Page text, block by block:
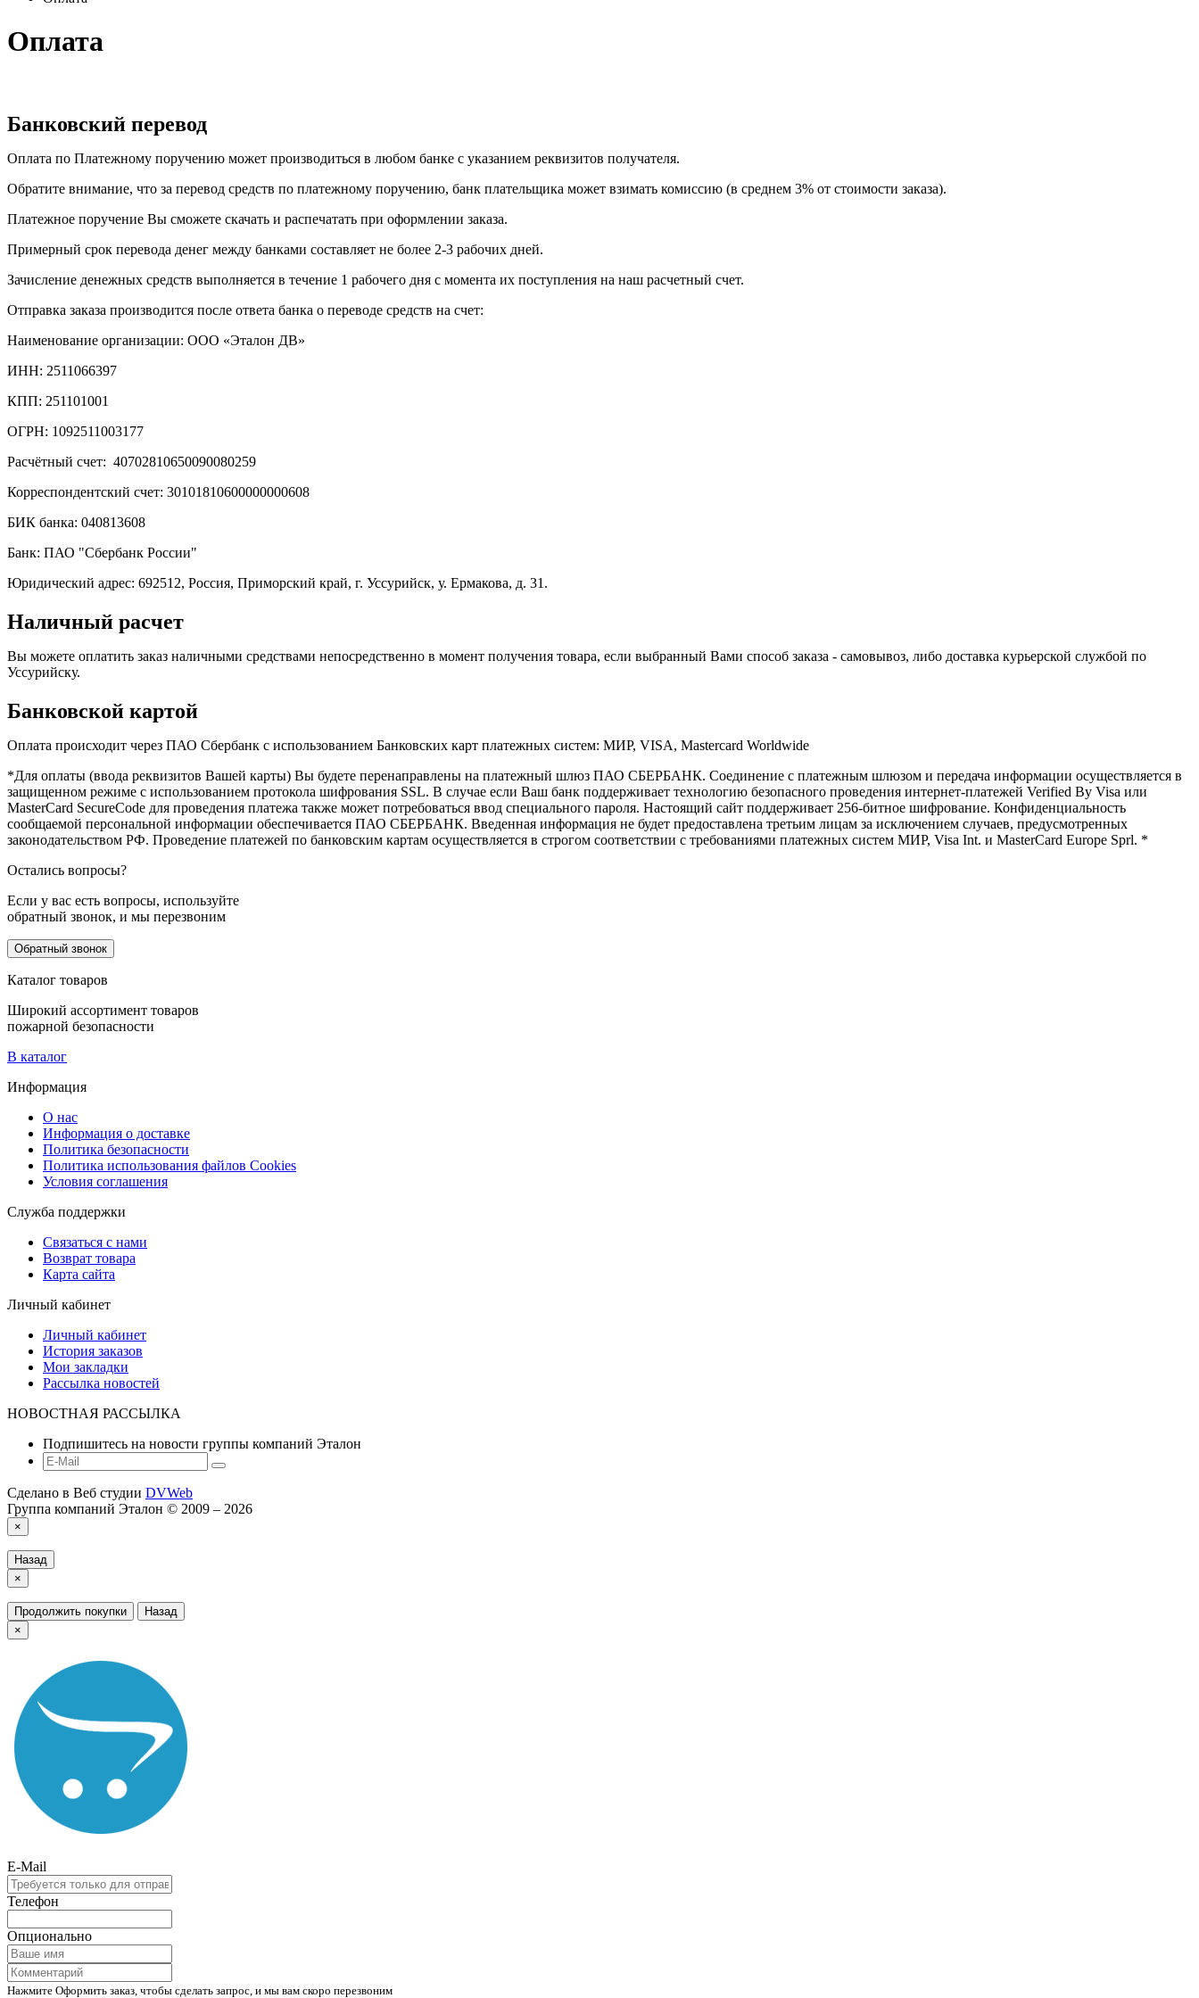
Оплата
Банковский перевод
Оплата по Платежному поручению может производиться в любом банке с указанием реквизитов получателя.
Обратите внимание, что за перевод средств по платежному поручению, банк плательщика может взимать комиссию (в среднем 3% от стоимости заказа).
Платежное поручение Вы сможете скачать и распечатать при оформлении заказа.
Примерный срок перевода денег между банками составляет не более 2-3 рабочих дней.
Зачисление денежных средств выполняется в течение 1 рабочего дня с момента их поступления на наш расчетный счет.
Отправка заказа производится после ответа банка о переводе средств на счет:
Наименование организации: ООО «Эталон ДВ»
ИНН: 2511066397
КПП: 251101001
ОГРН: 1092511003177
Расчётный счет: 40702810650090080259
Корреспондентский счет: 30101810600000000608
БИК банка: 040813608
Банк: ПАО "Сбербанк России"
Юридический адрес: 692512, Россия, Приморский край, г. Уссурийск, у. Ермакова, д. 31.
Наличный расчет
Вы можете оплатить заказ наличными средствами непосредственно в момент получения товара, если выбранный Вами способ заказа - самовывоз, либо доставка курьерской службой по
Уссурийску.
Банковской картой
Оплата происходит через ПАО Сбербанк с использованием Банковских карт платежных систем: МИР, VISA, Mastercard Worldwide
*Для оплаты (ввода реквизитов Вашей карты) Вы будете перенаправлены на платежный шлюз ПАО СБЕРБАНК. Соединение с платежным шлюзом и передача информации осуществляется в
защищенном режиме с использованием протокола шифрования SSL. В случае если Ваш банк поддерживает технологию безопасного проведения интернет-платежей Verified By Visa или
MasterCard SecureCode для проведения платежа также может потребоваться ввод специального пароля. Настоящий сайт поддерживает 256-битное шифрование. Конфиденциальность
сообщаемой персональной информации обеспечивается ПАО СБЕРБАНК. Введенная информация не будет предоставлена третьим лицам за исключением случаев, предусмотренных
законодательством РФ. Проведение платежей по банковским картам осуществляется в строгом соответствии с требованиями платежных систем МИР, Visa Int. и MasterCard Europe Sprl. *
Остались вопросы?
Если у вас есть вопросы, используйте
обратный звонок, и мы перезвоним
Обратный звонок
Каталог товаров
Широкий ассортимент товаров
пожарной безопасности
В каталог
Информация
О нас
Информация о доставке
Политика безопасности
Политика использования файлов Сookies
Условия соглашения
Служба поддержки
Связаться с нами
Возврат товара
Карта сайта
Личный кабинет
Личный кабинет
История заказов
Мои закладки
Рассылка новостей
НОВОСТНАЯ РАССЫЛКА
Подпишитесь на новости группы компаний Эталон
Сделано в Веб студии DVWeb
Группа компаний Эталон © 2009 – 2026
×
Назад
×
Продолжить покупки
Назад
×
E-Mail
Телефон
Опционально
Нажмите Оформить заказ, чтобы сделать запрос, и мы вам скоро перезвоним